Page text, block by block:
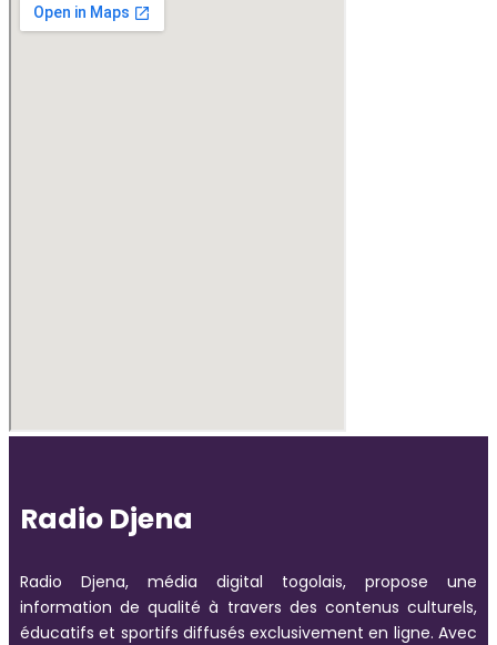
Radio Djena
Radio Djena, média digital togolais, propose une
information de qualité à travers des contenus culturels,
éducatifs et sportifs diffusés exclusivement en ligne. Avec